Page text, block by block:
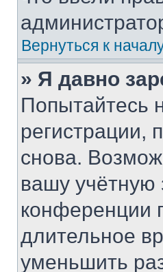
Вернуться к
» Я давно
Попытайтесь
регистрации,
снова.
вашу учётную
конференции
длительное
уменьшить